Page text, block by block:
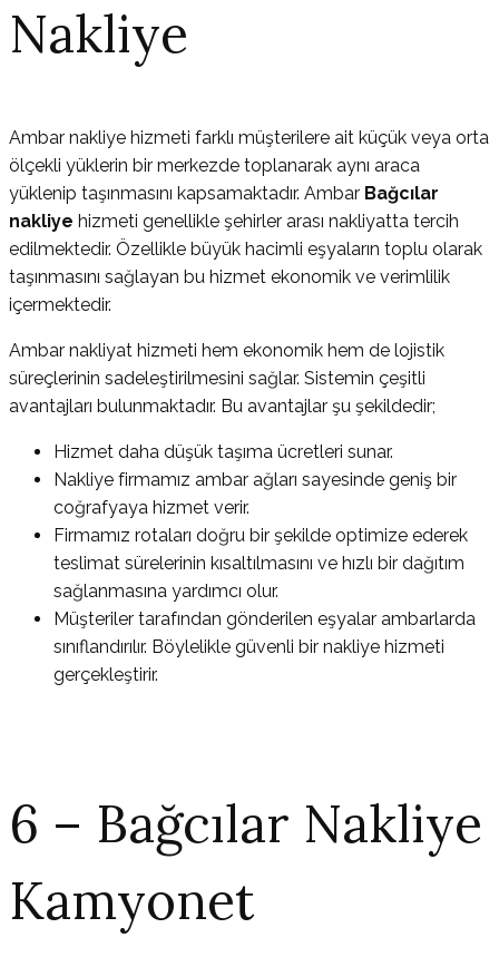
Nakliye
Ambar nakliye hizmeti farklı müşterilere ait küçük veya orta
ölçekli yüklerin bir merkezde toplanarak aynı araca
yüklenip taşınmasını kapsamaktadır. Ambar Bağcılar
nakliye hizmeti genellikle şehirler arası nakliyatta tercih
edilmektedir. Özellikle büyük hacimli eşyaların toplu olarak
taşınmasını sağlayan bu hizmet ekonomik ve verimlilik
içermektedir.
Ambar nakliyat hizmeti hem ekonomik hem de lojistik
süreçlerinin sadeleştirilmesini sağlar. Sistemin çeşitli
avantajları bulunmaktadır. Bu avantajlar şu şekildedir;
Hizmet daha düşük taşıma ücretleri sunar.
Nakliye firmamız ambar ağları sayesinde geniş bir
coğrafyaya hizmet verir.
Firmamız rotaları doğru bir şekilde optimize ederek
teslimat sürelerinin kısaltılmasını ve hızlı bir dağıtım
sağlanmasına yardımcı olur.
Müşteriler tarafından gönderilen eşyalar ambarlarda
sınıflandırılır. Böylelikle güvenli bir nakliye hizmeti
gerçekleştirir.
6 – Bağcılar Nakliye
Kamyonet